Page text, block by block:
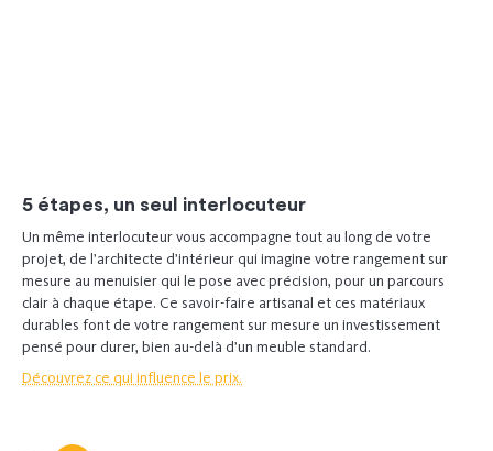
5 étapes, un seul interlocuteur
Un même interlocuteur vous accompagne tout au long de votre
projet, de l’architecte d’intérieur qui imagine votre rangement sur
mesure au menuisier qui le pose avec précision, pour un parcours
clair à chaque étape. Ce savoir-faire artisanal et ces matériaux
durables font de votre rangement sur mesure un investissement
pensé pour durer, bien au-delà d’un meuble standard.
Découvrez ce qui influence le prix.